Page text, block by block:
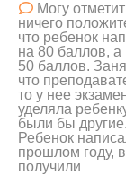
Могу
ничего
что ребенок
на 80 баллов,
50 баллов.
что
то у нее
уделяла
были бы
Ребенок
прошлом году,
получили